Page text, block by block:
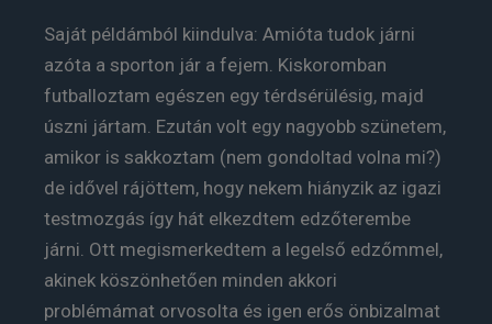
Saját példámból kiindulva: Amióta tudok járni
azóta a sporton jár a fejem. Kiskoromban
futballoztam egészen egy térdsérülésig, majd
úszni jártam. Ezután volt egy nagyobb szünetem,
amikor is sakkoztam (nem gondoltad volna mi?)
de idővel rájöttem, hogy nekem hiányzik az igazi
testmozgás így hát elkezdtem edzőterembe
járni. Ott megismerkedtem a legelső edzőmmel,
akinek köszönhetően minden akkori
problémámat orvosolta és igen erős önbizalmat